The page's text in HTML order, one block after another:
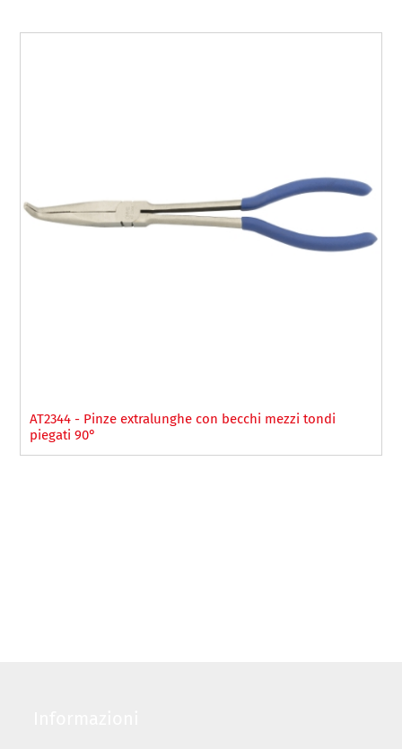
AT2344 - Pinze extralunghe con becchi mezzi tondi
piegati 90°